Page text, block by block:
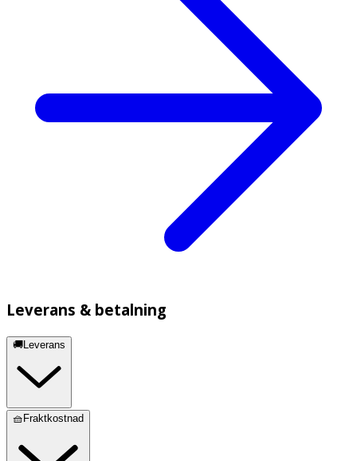
Leverans & betalning
🚚Leverans
🧺Fraktkostnad